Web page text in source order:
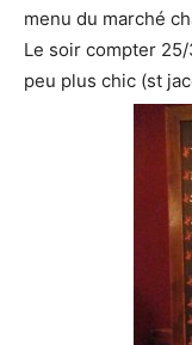
menu du marché
Le soir compter
peu plus chic (st